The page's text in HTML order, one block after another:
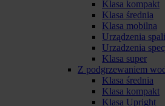
Klasa kompakt
Klasa średnia
Klasa mobilna
Urządzenia
Urzadzenia
Klasa super
Z podgrzewaniem
Klasa średnia
Klasa kompakt
Klasa Upright